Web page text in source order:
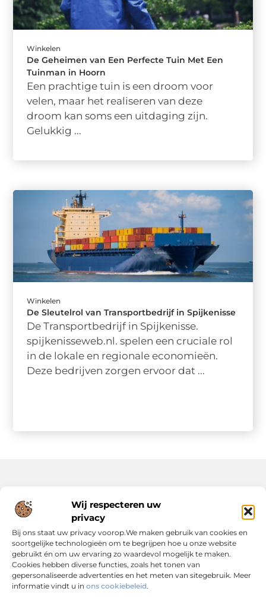
Wij respecteren uw
privacy
Bij ons staat uw privacy voorop.We maken gebruik van cookies en
soortgelijke technologieën om te begrijpen hoe u onze website
gebruikt én om uw ervaring zo waardevol mogelijk te maken.
Cookies hebben diverse functies, zoals het tonen van
gepersonaliseerde advertenties en het meten van sitegebruik. Meer
informatie vindt u in ons cookiebeleid.
Winkelen
De Geheimen van Een Perfecte Tuin Met Een
Tuinman in Hoorn
Een prachtige tuin is een droom voor
velen, maar het realiseren van deze
droom kan soms een uitdaging zijn.
Gelukkig ...
Winkelen
De Sleutelrol van Transportbedrijf in Spijkenisse
De Transportbedrijf in Spijkenisse.
spijkenisseweb.nl. spelen een cruciale rol
in de lokale en regionale economieën.
Deze bedrijven zorgen ervoor dat ...
Onze informatie